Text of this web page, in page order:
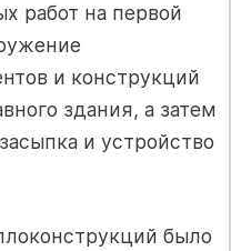
работ на первой
и конструкций
здания, а затем
и устройство
было